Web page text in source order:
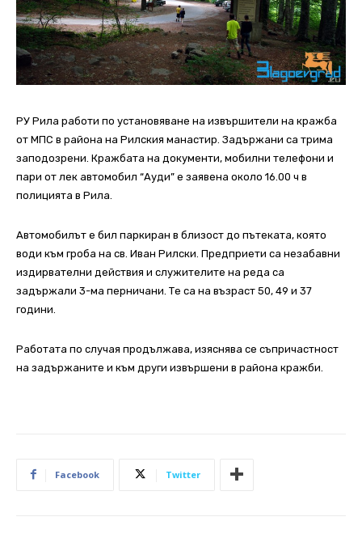
РУ Рила работи по установяване на извършители на кражба
от МПС в района на Рилския манастир. Задържани са трима
заподозрени. Кражбата на документи, мобилни телефони и
пари от лек автомобил “Ауди” е заявена около 16.00 ч в
полицията в Рила.
Автомобилът е бил паркиран в близост до пътеката, която
води към гроба на св. Иван Рилски. Предприети са незабавни
издирвателни действия и служителите на реда са
задържали 3-ма перничани. Те са на възраст 50, 49 и 37
години.
Работата по случая продължава, изяснява се съпричастност
на задържаните и към други извършени в района кражби.
Facebook Twitter